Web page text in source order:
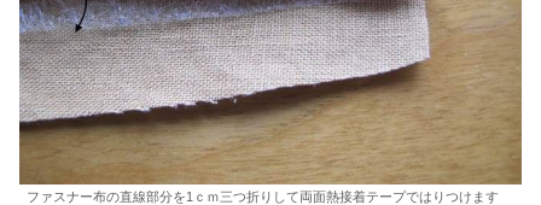
ファスナー布の直線部分を1ｃｍ三つ折りして両面熱接着テープではりつけます